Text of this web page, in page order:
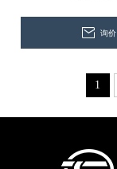
询价
1